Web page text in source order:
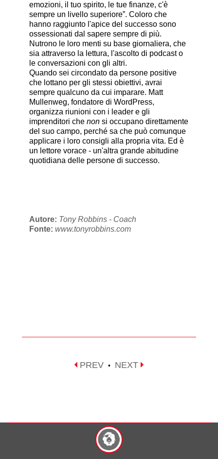
emozioni, il tuo spirito, le tue finanze, c'è
sempre un livello superiore”. Coloro che
hanno raggiunto l'apice del successo sono
ossessionati dal sapere sempre di più.
Nutrono le loro menti su base giornaliera, che
sia attraverso la lettura, l'ascolto di podcast o
le conversazioni con gli altri.
Quando sei circondato da persone positive
che lottano per gli stessi obiettivi, avrai
sempre qualcuno da cui imparare. Matt
Mullenweg, fondatore di WordPress,
organizza riunioni con i leader e gli
imprenditori che nonsi occupano direttamente
del suo campo, perché sa che può comunque
applicare i loro consigli alla propria vita. Ed è
un lettore vorace - un'altra grande abitudine
quotidiana delle persone di successo.
Autore: Tony Robbins - Coach
Fonte: www.tonyrobbins.com
PREV • NEXT